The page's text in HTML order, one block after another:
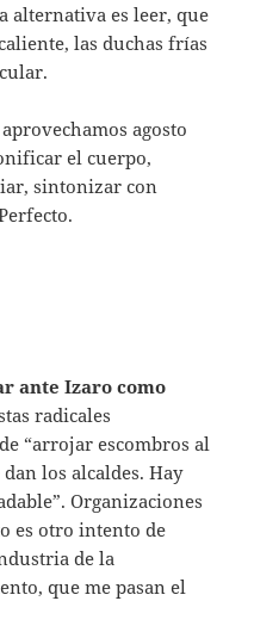
alternativa es leer, que
las duchas frías
agosto
el cuerpo,
sintonizar con
anteIzaro como
radicales
“arrojar escombros al
los alcaldes. Hay
Organizaciones
es otro intento de
de la
que me pasan el